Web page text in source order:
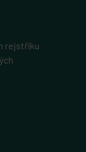
rejstříku